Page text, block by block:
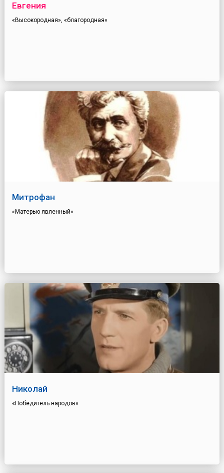
Евгения
«Высокородная», «благородная»
Митрофан
«Матерью явленный»
Николай
«Победитель народов»